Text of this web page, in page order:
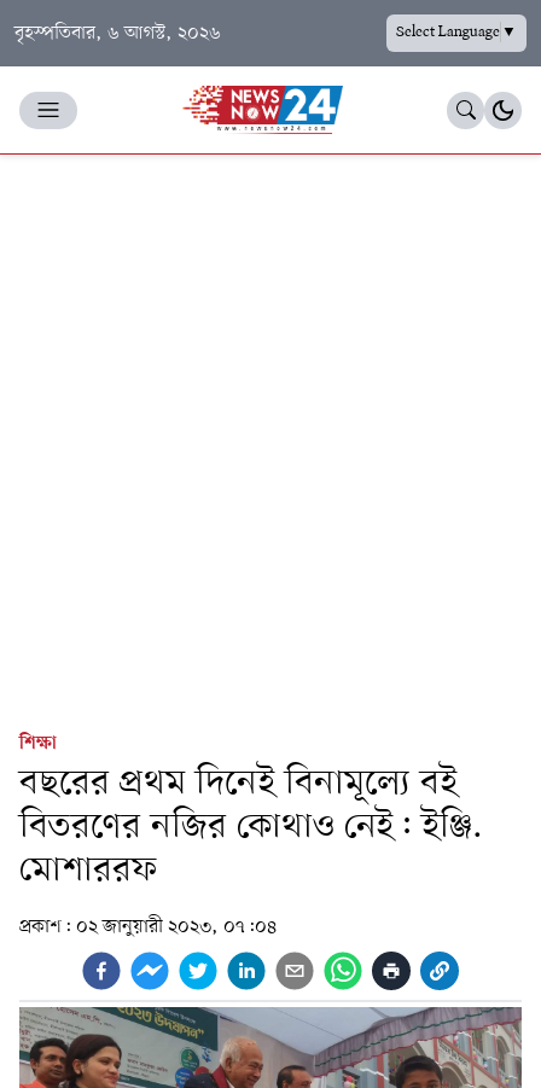
বৃহস্পতিবার, ৬ আগস্ট, ২০২৬ Select Language▼
শিক্ষা
বছরের প্রথম দিনেই বিনামূল্যে বই
বিতরণের নজির কোথাও নেই: ইঞ্জি.
মোশাররফ
প্রকাশ: ০২ জানুয়ারী ২০২৩, ০৭:০৪